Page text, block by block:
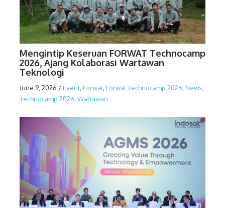
Mengintip Keseruan FORWAT Technocamp
2026, Ajang Kolaborasi Wartawan
Teknologi
June 9, 2026 /Event,Forwat,Forwat Technocamp 2026,News,
Technocamp 2026,Wartawan